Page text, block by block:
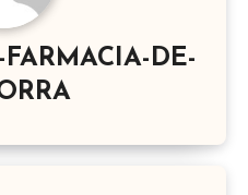
DE-